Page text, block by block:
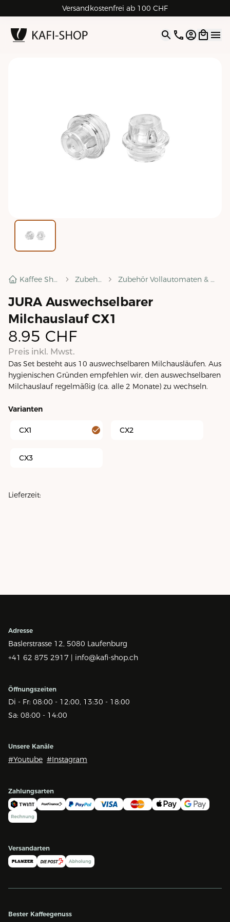
Versandkostenfrei ab 100 CHF
4.9| 5.0 Google
Open
Kaffee Shop Zubehör Zubehör Vollautomaten & mehr
JURA Auswechselbarer
Milchauslauf CX1
8.95 CHF
Preis inkl. Mwst.
Das Set besteht aus 10 auswechselbaren Milchausläufen. Aus
hygienischen Gründen empfehlen wir, den auswechselbaren
Milchauslauf regelmäßig (ca. alle 2 Monate) zu wechseln.
Varianten
CX1 CX2
CX3
Lieferzeit:
Adresse
Baslerstrasse 12, 5080 Laufenburg
+41 62 875 2917 | info@kafi-shop.ch
Öffnungszeiten
Di - Fr: 08:00 - 12:00, 13:30 - 18:00
Sa: 08:00 - 14:00
Unsere Kanäle
#Youtube #Instagram
Zahlungsarten
Versandarten
Bester Kaffeegenuss